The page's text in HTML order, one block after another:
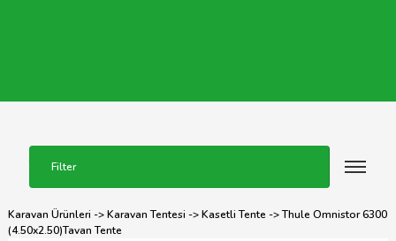
Filter
Karavan Ürünleri ->Karavan Tentesi ->Kasetli Tente -> Thule Omnistor 6300
(4.50x2.50)Tavan Tente